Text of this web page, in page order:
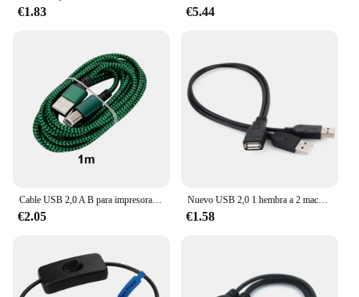
€1.83 €5.44
€2.05
Nuevo USB 2,0 1 hembra a 2 macho Y-Splitter sincronización de datos Cable de extensión de carga
€1.58